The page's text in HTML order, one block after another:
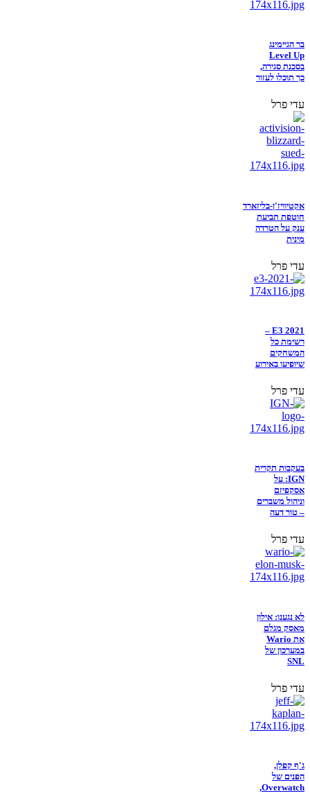
בר הגיימינג
Level Up
בסכנת סגירה,
כך תוכלו לעזור
עדי פרל
אקטיוויז'ן-בליזארד
חוטפת תביעת
ענק על הטרדה
מינית
עדי פרל
E3 2021 –
רשימת כל
המשחקים
שיופיעו באירוע
עדי פרל
בעקבות תקרית
IGN: על
אסקפיזם
וניהול משברים
– טור דעה
עדי פרל
לא נגענו: אילון
מאסק מגלם
את Wario
במערכון של
SNL
עדי פרל
ג'ף קפלן,
הפנים של
Overwatch,